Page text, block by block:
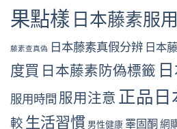
果點樣 日本藤素服
藤素查真偽 日本藤素真假分辨 日本
度買 日本藤素防偽標籤
服用時間 服用注意 正品日
較 生活習慣 男性健康睪固酮 網